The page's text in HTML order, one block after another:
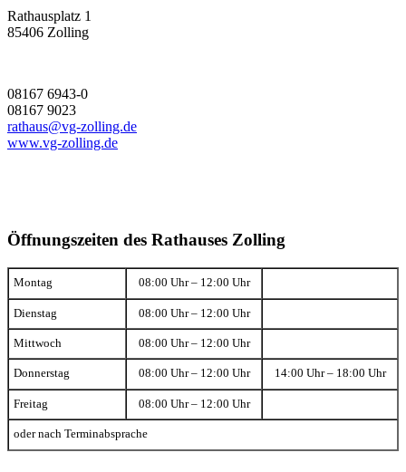
Rathausplatz 1
85406 Zolling
08167 6943-0
08167 9023
rathaus@vg-zolling.de
www.vg-zolling.de
Öffnungszeiten des Rathauses Zolling
Montag 08:00 Uhr – 12:00 Uhr
Dienstag 08:00 Uhr – 12:00 Uhr
Mittwoch 08:00 Uhr – 12:00 Uhr
Donnerstag 08:00 Uhr – 12:00 Uhr 14:00 Uhr – 18:00 Uhr
Freitag 08:00 Uhr – 12:00 Uhr
oder nach Terminabsprache